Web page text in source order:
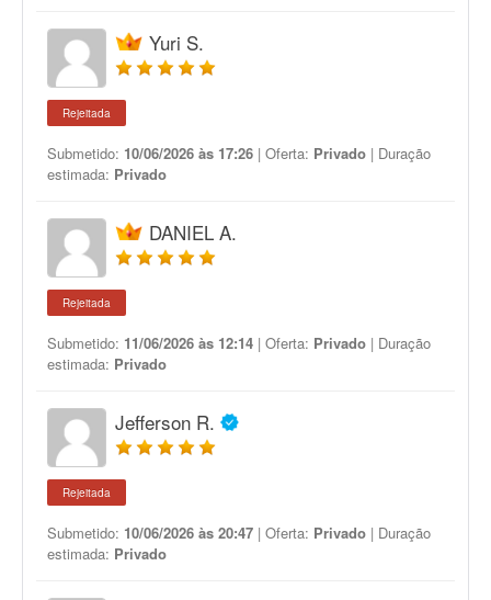
Yuri S.
Rejeitada
Submetido: 10/06/2026 às 17:26 | Oferta: Privado | Duração
estimada: Privado
DANIEL A.
Rejeitada
Submetido: 11/06/2026 às 12:14 | Oferta: Privado | Duração
estimada: Privado
Jefferson R.
Rejeitada
Submetido: 10/06/2026 às 20:47 | Oferta: Privado | Duração
estimada: Privado